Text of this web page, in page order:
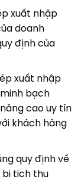
xuất nhập
doanh
định của
xuất nhập
bạch
cao uy tín
khách hàng
quy định về
bị tịch thu